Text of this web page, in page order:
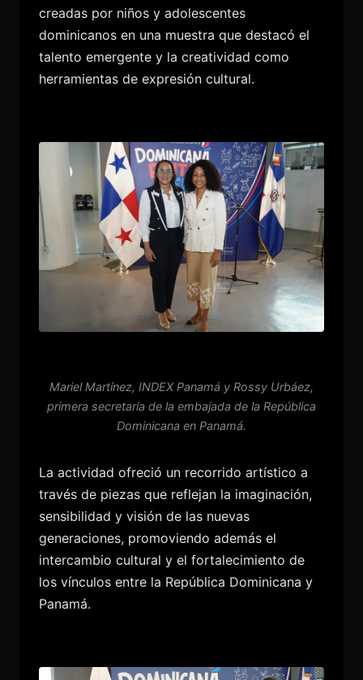
creadas por niños y adolescentes
dominicanos en una muestra que destacó el
talento emergente y la creatividad como
herramientas de expresión cultural.
Mariel Martínez, INDEX Panamá y Rossy Urbáez,
primera secretaria de la embajada de la República
Dominicana en Panamá.
La actividad ofreció un recorrido artístico a
través de piezas que reflejan la imaginación,
sensibilidad y visión de las nuevas
generaciones, promoviendo además el
intercambio cultural y el fortalecimiento de
los vínculos entre la República Dominicana y
Panamá.